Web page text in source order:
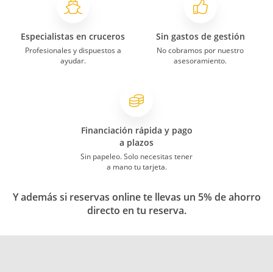
Especialistas en cruceros
Profesionales y dispuestos a
ayudar.
Sin gastos de gestión
No cobramos por nuestro
asesoramiento.
Financiación rápida y pago
a plazos
Sin papeleo. Solo necesitas tener
a mano tu tarjeta.
Y además si reservas online te llevas un 5% de ahorro
directo en tu reserva.